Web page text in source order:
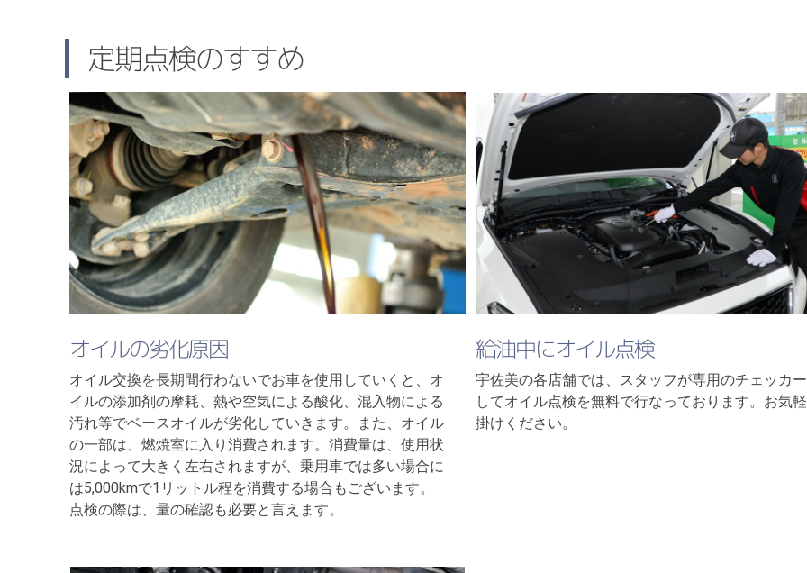
定期点検のすすめ
オイルの劣化原因
オイル交換を長期間行わないでお車を使用していくと、オ
イルの添加剤の摩耗、熱や空気による酸化、混入物による
汚れ等でベースオイルが劣化していきます。また、オイル
の一部は、燃焼室に入り消費されます。消費量は、使用状
況によって大きく左右されますが、乗用車では多い場合に
は5,000kmで1リットル程を消費する場合もございます。
点検の際は、量の確認も必要と言えます。
給油中にオイル点検
宇佐美の各店舗では、スタッフが専用のチェッカ
してオイル点検を無料で行なっております。お気
掛けください。